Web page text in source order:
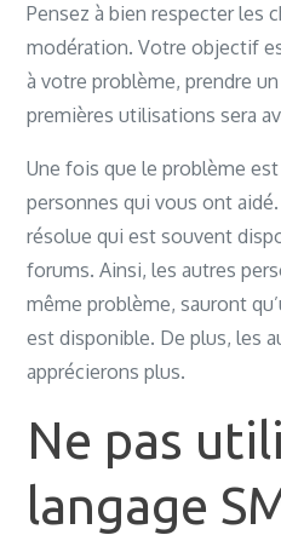
Pensez à bien respecter les
modération. Votre objectif
à votre problème, prendre
premières utilisations sera
Une fois que le problème
personnes qui vous ont
résolue qui est souvent
forums. Ainsi, les autres
même problème, sauront
est disponible. De plus, les
apprécierons plus.
Ne pas
langage